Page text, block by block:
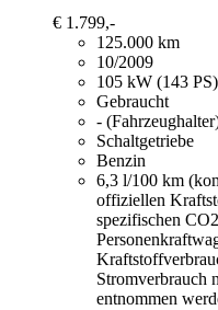
€ 1.799,-
125.000 km
10/2009
105 kW (143 PS)
Gebraucht
-
Schaltgetriebe
Benzin
6,3 l/100 km
offiziellen
spezifischen
Stromverbrauch
entnommen